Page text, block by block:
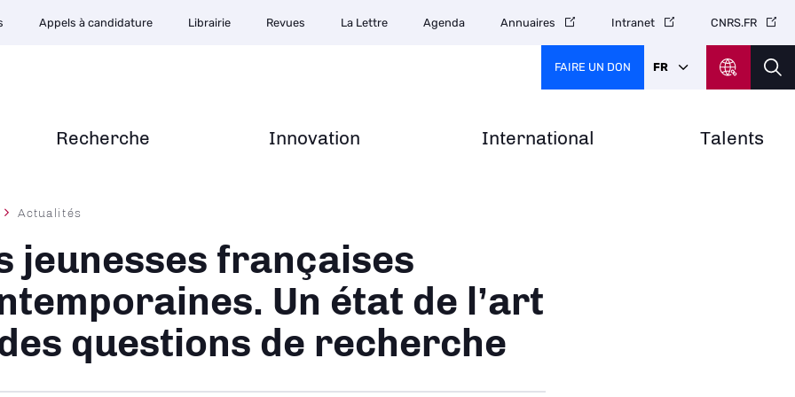
Recherche Innovation International Talents
Appels à candidature Librairie Revues La Lettre Agenda Annuaires Intranet CNRS.FR
FAIRE UN DON FR
Actualités
jeunesses françaises
Un état de l’art
questions de recherche